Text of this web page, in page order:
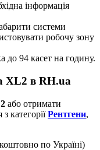
інформація
системи
робочу зону
до 94 касет на годину.
XL2 в RH.ua
або отримати
категоріїРентгени,
по Україні)